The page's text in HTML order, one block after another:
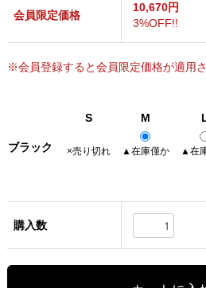
会員限定価格
10,670円
3%OFF!!
※会員登録すると会員限定価格が適用さ
S M
ブラック ×売り切れ ▲在庫僅か ▲在
購入数